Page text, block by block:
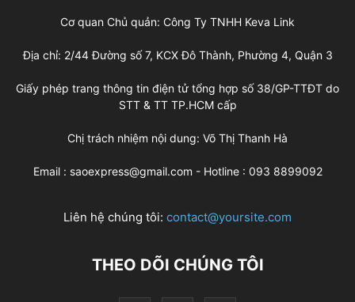
Cơ quan Chủ quản: Công Ty TNHH Keva Link
Địa chỉ: 2/44 Đường số 7, KCX Đô Thành, Phường 4, Quận 3
Giấy phép trang thông tin điện tử tổng hợp số 38/GP-TTĐT do
STT & TT TP.HCM cấp
Chị trách nhiệm nội dung: Võ Thị Thanh Hà
Email : saoexpress@gmail.com - Hotline : 093 8899092
Liên hệ chúng tôi: contact@yoursite.com
THEO DÕI CHÚNG TÔI